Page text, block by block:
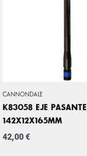
CANNONDALE
K83058 EJE PASANTE
142X12X165MM
42,00 €